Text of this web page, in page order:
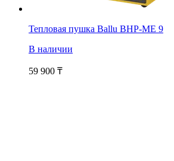
Тепловая пушка Ballu BHP-ME 9
В наличии
59 900 ₸